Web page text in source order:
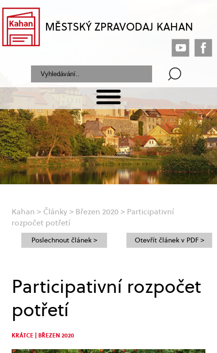
MĚSTSKÝ ZPRAVODAJ KAHAN
Kahan > Články> Březen 2020 > Participativní
rozpočet potřetí
Participativní rozpočet
potřetí
KRÁTCE | BŘEZEN 2020
Poslechnout článek > Otevřít článek v PDF >